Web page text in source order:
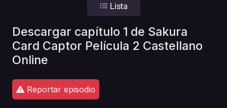
Lista
Descargar capítulo 1 de Sakura
Card Captor Película 2 Castellano
Online
Reportar episodio